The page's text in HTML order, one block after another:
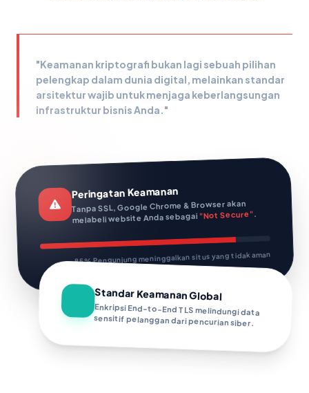
Peringatan Keamanan
Tanpa SSL, Google Chrome & Browser akan
melabeli website Anda sebagai"Not Secure" .
85% Pengunjung meninggalkan situs yang tidak aman
Standar Keamanan Global
Enkripsi End-to-End TLS melindungi data
sensitif pelanggan dari pencurian siber.
"Keamanan kriptografi bukan lagi sebuah pilihan
pelengkap dalam dunia digital, melainkan standar
arsitektur wajib untuk menjaga keberlangsungan
infrastruktur bisnis Anda."